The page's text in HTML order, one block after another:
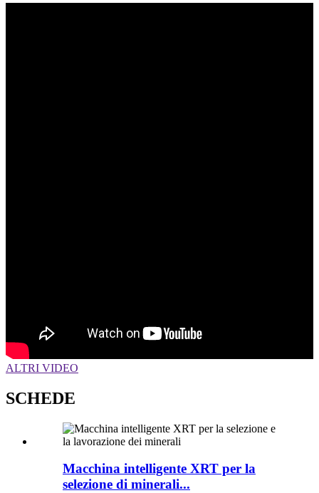
ALTRI VIDEO
SCHEDE
Macchina intelligente XRT per la
selezione di minerali...